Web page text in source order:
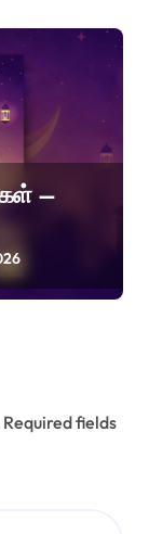
–
Required fields